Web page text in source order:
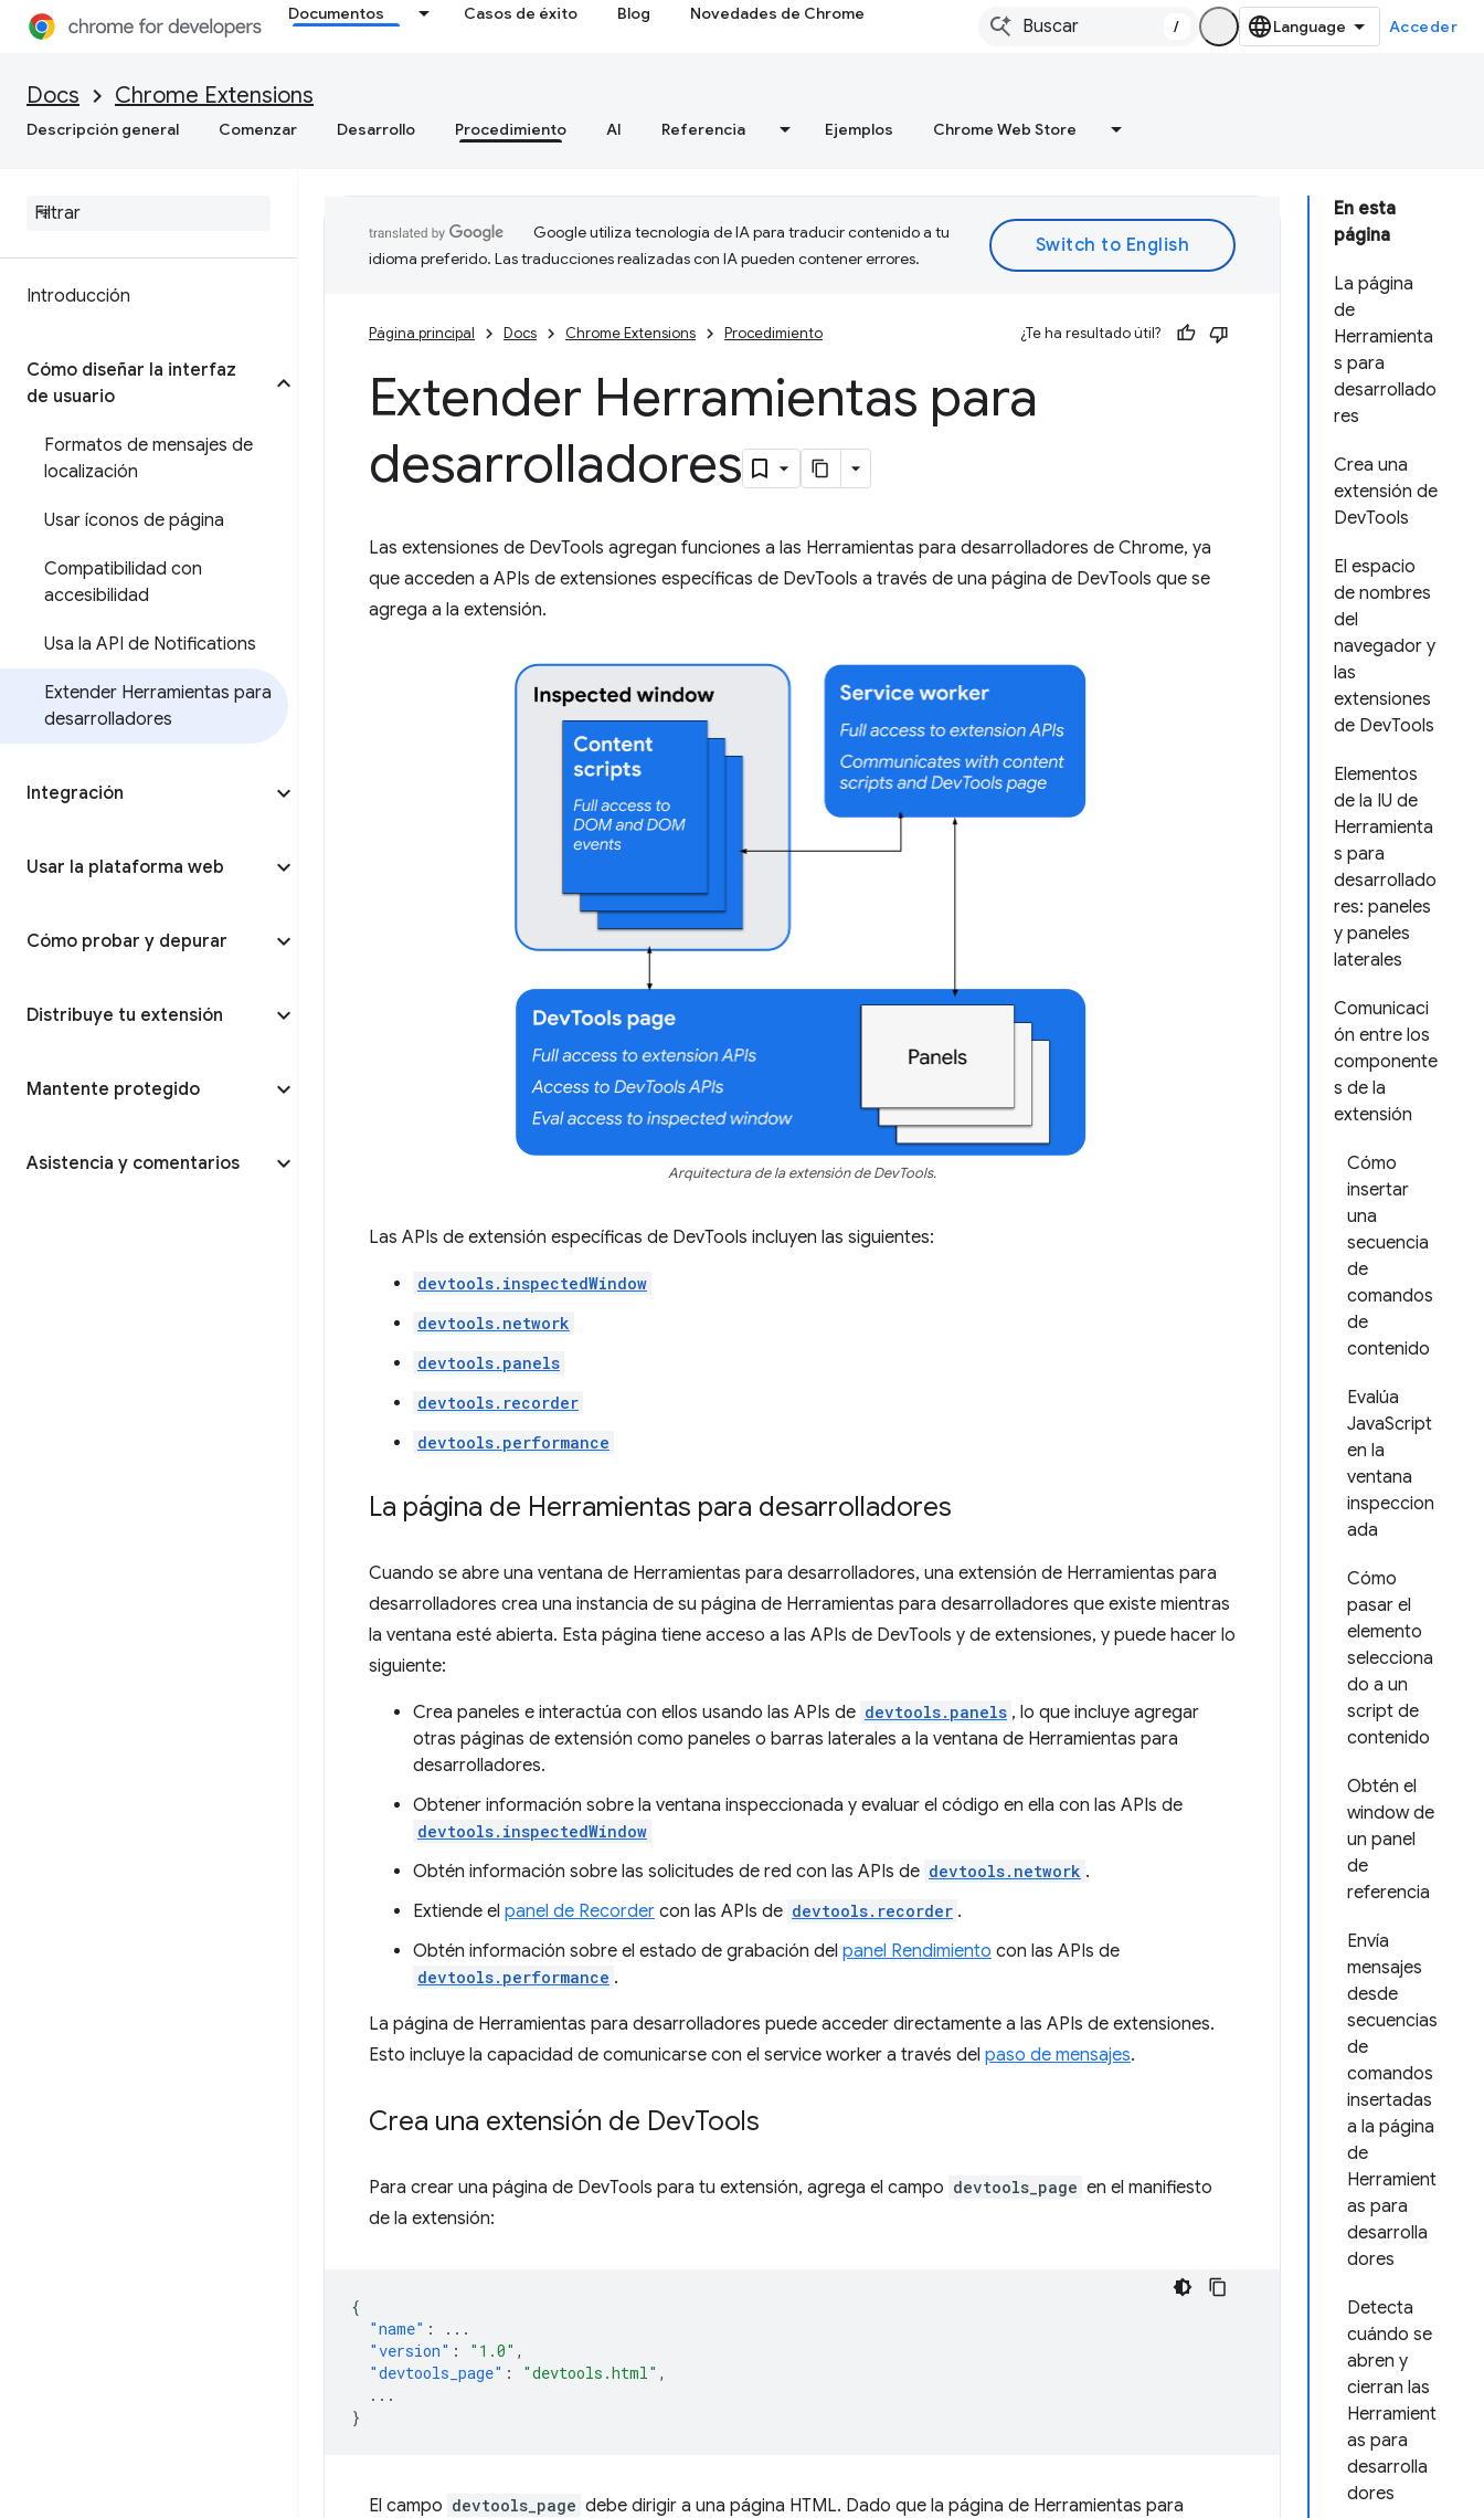
Documentos Casos de éxito Blog Novedades de Chrome
/ Acceder
Docs Chrome Extensions
Descripción general Comenzar Desarrollo Procedimiento AI Referencia Ejemplos Chrome Web Store
Introducción
Cómo diseñar la interfaz
de usuario
Formatos de mensajes de
localización
Usar íconos de página
Compatibilidad con
accesibilidad
Usa la API de Notifications
Extender Herramientas para
desarrolladores
Integración
Usar la plataforma web
Cómo probar y depurar
Distribuye tu extensión
Mantente protegido
Asistencia y comentarios
En esta
página
La página
de
Herramienta
s para
desarrollado
res
Crea una
extensión de
DevTools
El espacio
de nombres
del
navegador y
las
extensiones
de DevTools
Elementos
de la IU de
Herramienta
s para
desarrollado
res: paneles
y paneles
laterales
Comunicaci
ón entre los
componente
s de la
extensión
Cómo
insertar
una
secuencia
de
comandos
de
contenido
Evalúa
JavaScript
en la
ventana
inspeccion
ada
Cómo
pasar el
elemento
selecciona
do a un
script de
contenido
Obtén el
window de
un panel
de
referencia
Envía
mensajes
desde
secuencias
de
comandos
insertadas
a la página
de
Herramient
as para
desarrolla
dores
Detecta
cuándo se
abren y
cierran las
Herramient
as para
desarrolla
dores
Google utiliza tecnología de IA para traducir contenido a tu
idioma preferido. Las traducciones realizadas con IA pueden contener errores.
Página principal Docs Chrome Extensions Procedimiento ¿Te ha resultado útil?
Extender Herramientas para
desarrolladores
Las extensiones de DevTools agregan funciones a las Herramientas para desarrolladores de Chrome, ya
que acceden a APIs de extensiones específicas de DevTools a través de una página de DevTools que se
agrega a la extensión.
Arquitectura de la extensión de DevTools.
Las APIs de extensión específicas de DevTools incluyen las siguientes:
devtools.inspectedWindow
devtools.network
devtools.panels
devtools.recorder
devtools.performance
La página de Herramientas para desarrolladores
Cuando se abre una ventana de Herramientas para desarrolladores, una extensión de Herramientas para
desarrolladores crea una instancia de su página de Herramientas para desarrolladores que existe mientras
la ventana esté abierta. Esta página tiene acceso a las APIs de DevTools y de extensiones, y puede hacer lo
siguiente:
Crea paneles e interactúa con ellos usando las APIs de devtools.panels , lo que incluye agregar
otras páginas de extensión como paneles o barras laterales a la ventana de Herramientas para
desarrolladores.
Obtener información sobre la ventana inspeccionada y evaluar el código en ella con las APIs de
devtools.inspectedWindow
Obtén información sobre las solicitudes de red con las APIs de devtools.network .
Extiende el panel de Recorder con las APIs de devtools.recorder .
Obtén información sobre el estado de grabación del panel Rendimiento con las APIs de
devtools.performance .
La página de Herramientas para desarrolladores puede acceder directamente a las APIs de extensiones.
Esto incluye la capacidad de comunicarse con el service worker a través del paso de mensajes.
Crea una extensión de DevTools
Para crear una página de DevTools para tu extensión, agrega el campo devtools_page en el manifiesto
de la extensión:
{
"name" :
...
"version" : "1.0" ,
"devtools_page" : "devtools.html" ,
...
}
El campo devtools_page debe dirigir a una página HTML. Dado que la página de Herramientas para